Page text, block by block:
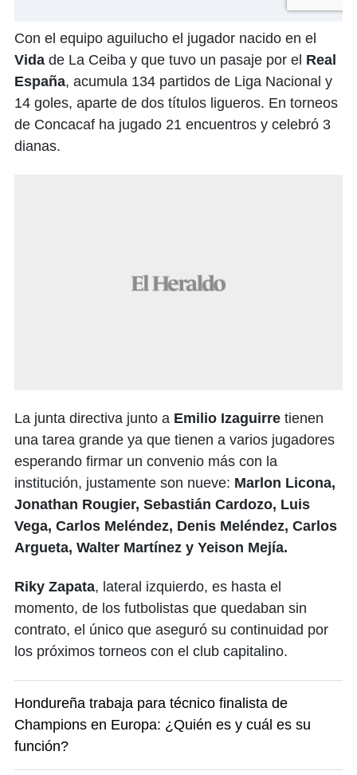
Con el equipo aguilucho el jugador nacido en el
Vida de La Ceiba y que tuvo un pasaje por el Real
España, acumula 134 partidos de Liga Nacional y
14 goles, aparte de dos títulos ligueros. En torneos
de Concacaf ha jugado 21 encuentros y celebró 3
dianas.
La junta directiva junto a Emilio Izaguirre tienen
una tarea grande ya que tienen a varios jugadores
esperando firmar un convenio más con la
institución, justamente son nueve: Marlon Licona,
Jonathan Rougier, Sebastián Cardozo, Luis
Vega, Carlos Meléndez, Denis Meléndez, Carlos
Argueta, Walter Martínez y Yeison Mejía.
Riky Zapata, lateral izquierdo, es hasta el
momento, de los futbolistas que quedaban sin
contrato, el único que aseguró su continuidad por
los próximos torneos con el club capitalino.
Hondureña trabaja para técnico finalista de
Champions en Europa: ¿Quién es y cuál es su
función?